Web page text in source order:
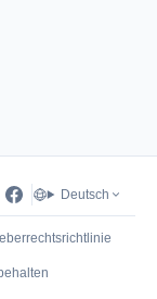
Deutsch
Tab)